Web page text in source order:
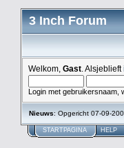
3 Inch Forum
Welkom, Gast . Alsjeblieft
Login met gebruikersnaam,
Nieuws: Opgericht 07-09-
STARTPAGINA HELP